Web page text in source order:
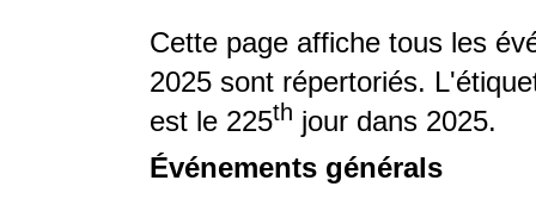
Cette page affiche tous les
2025 sont répertoriés.
est le 225th jour dans 2025.
Événements générals